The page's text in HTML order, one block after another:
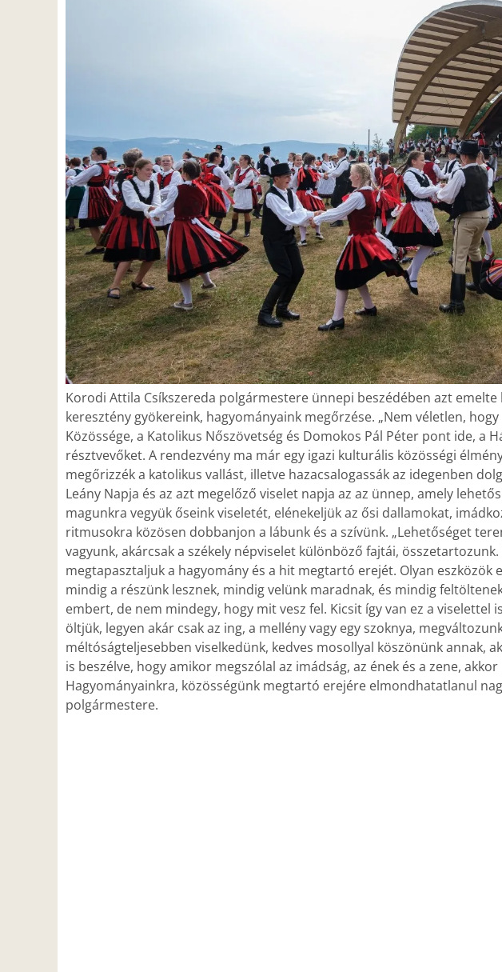
Korodi Attila Csíkszereda polgármestere ünnepi beszédében azt
keresztény gyökereink, hagyományaink megőrzése. „Nem véletlen,
Közössége, a Katolikus Nőszövetség és Domokos Pál Péter pont ide, a
résztvevőket. A rendezvény ma már egy igazi kulturális közösségi
megőrizzék a katolikus vallást, illetve hazacsalogassák az idegenben
Leány Napja és az azt megelőző viselet napja az az ünnep, amely
magunkra vegyük őseink viseletét, elénekeljük az ősi dallamokat,
ritmusokra közösen dobbanjon a lábunk és a szívünk. „Lehetőséget
vagyunk, akárcsak a székely népviselet különböző fajtái,
megtapasztaljuk a hagyomány és a hit megtartó erejét. Olyan eszközök
mindig a részünk lesznek, mindig velünk maradnak, és mindig
embert, de nem mindegy, hogy mit vesz fel. Kicsit így van ez a viselettel
öltjük, legyen akár csak az ing, a mellény vagy egy szoknya,
méltóságteljesebben viselkedünk, kedves mosollyal köszönünk annak,
is beszélve, hogy amikor megszólal az imádság, az ének és a zene,
Hagyományainkra, közösségünk megtartó erejére elmondhatatlanul
polgármestere.